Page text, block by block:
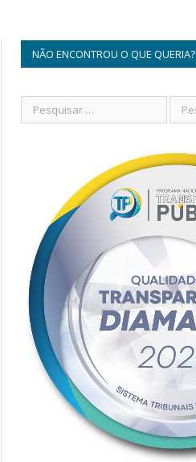
NÃO ENCONTROU O QUE QUERIA?